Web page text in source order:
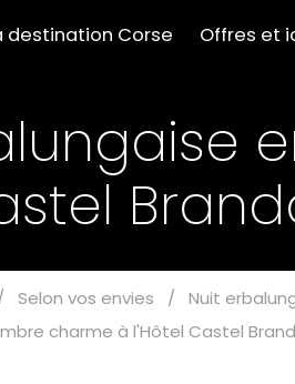
destination Corse Offres et
Selon vos envies / Nuit
charme à l'Hôtel Castel